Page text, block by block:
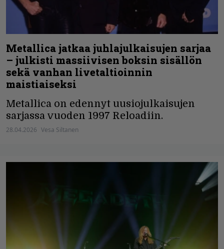
Metallica jatkaa juhlajulkaisujen sarjaa
– julkisti massiivisen boksin sisällön
sekä vanhan livetaltioinnin
maistiaiseksi
Metallica on edennyt uusiojulkaisujen
sarjassa vuoden 1997 Reloadiin.
28.04.2026 Vesa Siltanen